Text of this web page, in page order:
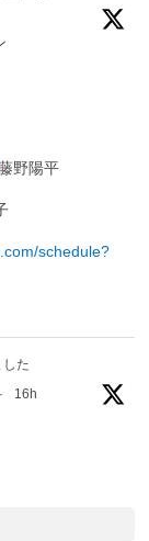
野陽平
schedule?
た
· 16h